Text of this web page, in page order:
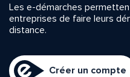
Les e-démarches
entreprises de faire leurs
distance.
Créer un compte